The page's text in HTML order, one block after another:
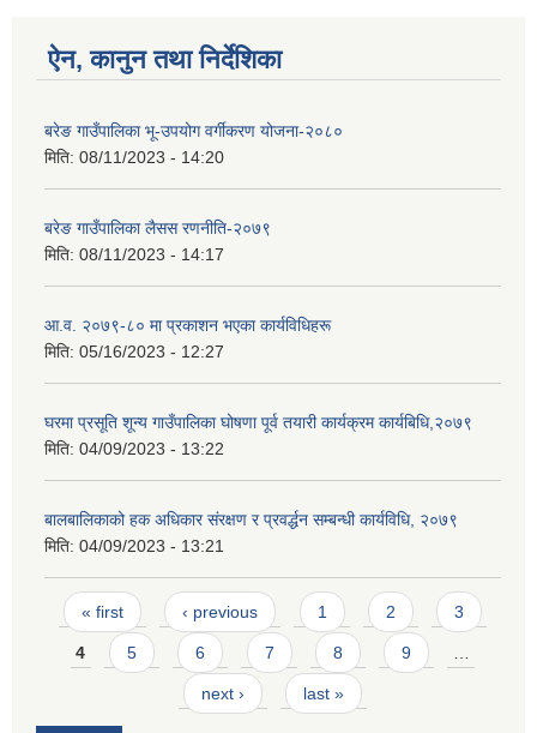
ऐन, कानुन तथा निर्देशिका
बरेङ गाउँपालिका भू-उपयोग वर्गीकरण योजना-२०८०
मिति: 08/11/2023 - 14:20
बरेङ गाउँपालिका लैसस रणनीति-२०७९
मिति: 08/11/2023 - 14:17
आ.व. २०७९-८० मा प्रकाशन भएका कार्यविधिहरू
मिति: 05/16/2023 - 12:27
घरमा प्रसूति शून्य गाउँपालिका घोषणा पूर्व तयारी कार्यक्रम कार्यबिधि,२०७९
मिति: 04/09/2023 - 13:22
बालबालिकाको हक अधिकार संरक्षण र प्रवर्द्धन सम्बन्धी कार्यविधि, २०७९
मिति: 04/09/2023 - 13:21
Pages
« first ‹ previous 1 2 3
4 5 6 7 8 9
next › last »